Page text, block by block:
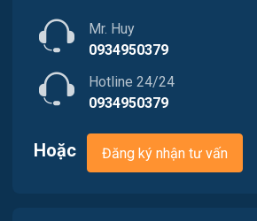
Nội ngoại thất
Trung Tâm Tiếng Anh
Truyền Hình / Quảng Cáo Marketing
Việc làm Phường Dương Nỗ
Mr. Huy
0934950379
Hotline 24/24
0934950379
Hoặc Đăng ký nhận tư vấn